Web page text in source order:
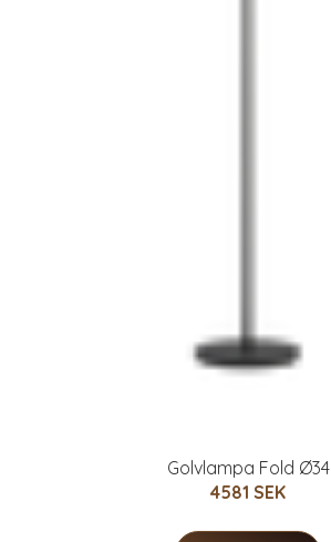
Golvlampa Fold Ø34
4581 SEK